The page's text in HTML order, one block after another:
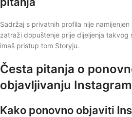
Sadržaj s privatnih profila nije
zatraži dopuštenje prije dijeljenja takvog
imaš pristup tom Storyju.
Česta pitanja o
objavljivanju
Kako ponovno objaviti